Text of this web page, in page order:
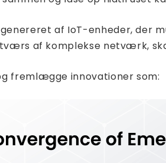
af IoT-enheder, der
af komplekse netværk,
fremlægge innovationer som: